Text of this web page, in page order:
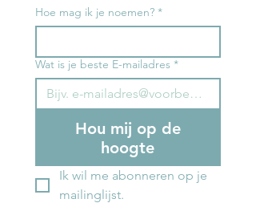
Hoe mag ik je noemen? *
Wat is je beste E-mailadres *
Hou mij op de
hoogte
Ik wil me abonneren op je
mailinglijst.